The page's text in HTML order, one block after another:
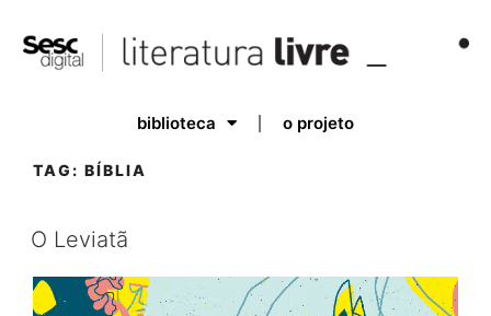
biblioteca o projeto
TAG: BÍBLIA
O Leviatã